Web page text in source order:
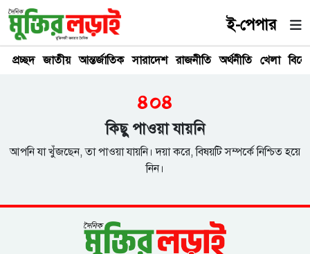
ই-পেপার
প্রচ্ছদ জাতীয় আন্তর্জাতিক সারাদেশ রাজনীতি অর্থনীতি খেলা
৪০৪
কিছু পাওয়া যায়নি
আপনি যা খুঁজছেন, তা পাওয়া যায়নি। দয়া করে, বিষয়টি সম্পর্কে নিশ্চিত হয়ে
নিন।